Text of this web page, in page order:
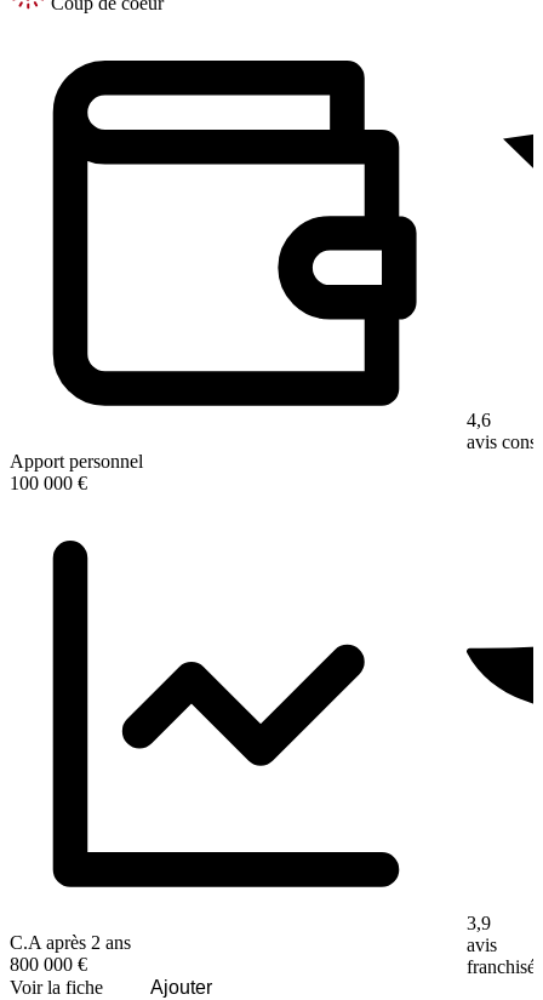
Apport personnel
100 000 €
C.A après 2 ans
800 000 €
Voir la fiche
Ajouter
4,6
avis
3,9
avis
franchisé